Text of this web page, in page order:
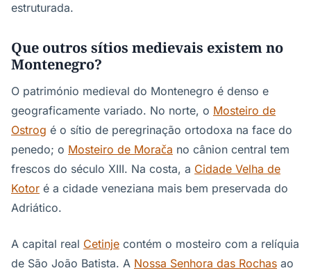
estruturada.
Que outros sítios medievais existem no
Montenegro?
O património medieval do Montenegro é denso e
geograficamente variado. No norte, o Mosteiro de
Ostrog é o sítio de peregrinação ortodoxa na face do
penedo; o Mosteiro de Morača no cânion central tem
frescos do século XIII. Na costa, a Cidade Velha de
Kotor é a cidade veneziana mais bem preservada do
Adriático.
A capital real Cetinje contém o mosteiro com a relíquia
de São João Batista. A Nossa Senhora das Rochas ao